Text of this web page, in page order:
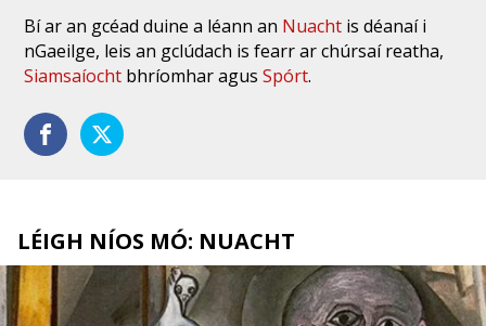
Bí ar an gcéad duine a léann an Nuacht is déanaí i
nGaeilge, leis an gclúdach is fearr ar chúrsaí reatha,
Siamsaíocht bhríomhar agusSpórt.
LÉIGH NÍOS MÓ: NUACHT